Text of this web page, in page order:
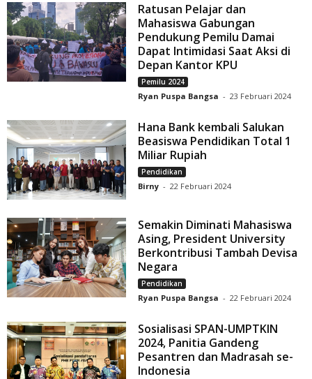
Ratusan Pelajar dan
Mahasiswa Gabungan
Pendukung Pemilu Damai
Dapat Intimidasi Saat Aksi di
Depan Kantor KPU
Pemilu 2024
Ryan Puspa Bangsa - 23 Februari 2024
Hana Bank kembali Salukan
Beasiswa Pendidikan Total 1
Miliar Rupiah
Pendidikan
Birny - 22 Februari 2024
Semakin Diminati Mahasiswa
Asing, President University
Berkontribusi Tambah Devisa
Negara
Pendidikan
Ryan Puspa Bangsa - 22 Februari 2024
Sosialisasi SPAN-UMPTKIN
2024, Panitia Gandeng
Pesantren dan Madrasah se-
Indonesia